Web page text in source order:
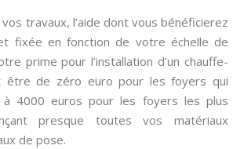
vos travaux, l’aide dont vous bénéficierez
fixée en fonction de votre échelle de
prime pour l’installation d’un chauffe-
être de zéro euro pour les foyers qui
à 4000 euros pour les foyers les plus
presque toutes vos matériaux
de pose.